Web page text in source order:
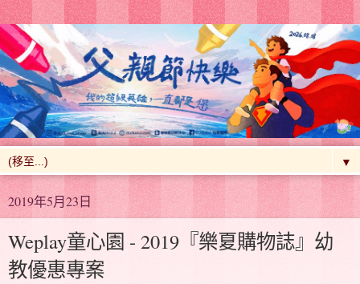
▼
2019年5月23日
Weplay童心園 - 2019『樂夏購物誌』幼
教優惠專案